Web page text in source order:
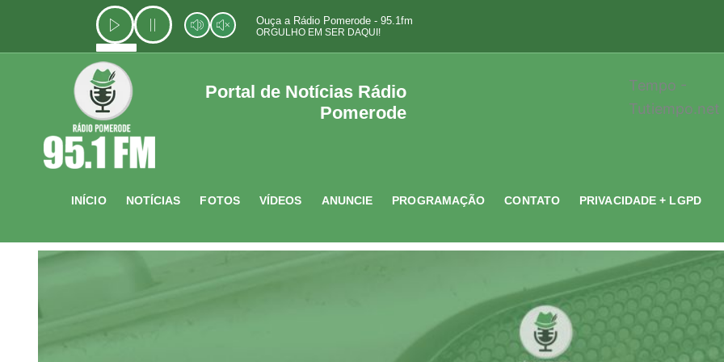
o
Ouça a Rádio Pomerode - 95.1fm
ORGULHO EM SER DAQUI!
Portal de Notícias Rádio
Pomerode
Tempo -
Tutiempo.net
INÍCIO NOTÍCIAS FOTOS VÍDEOS ANUNCIE PROGRAMAÇÃO CONTATO PRIVACIDADE + LGPD